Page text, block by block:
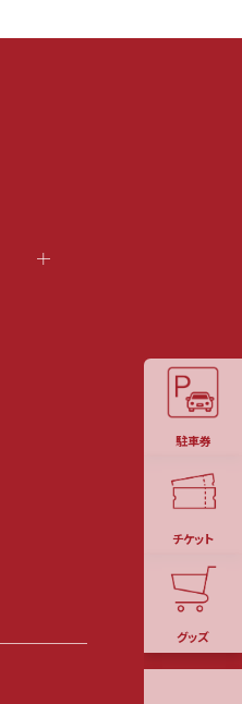
駐車券
チケット
グッズ